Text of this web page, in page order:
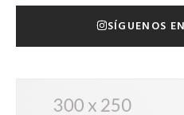
SÍGUENOS